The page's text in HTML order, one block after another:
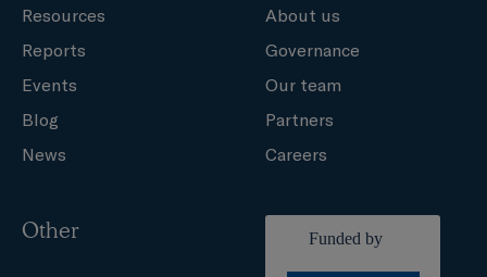
Resources
Reports
Events
Blog
News
About us
Governance
Our team
Partners
Careers
Other